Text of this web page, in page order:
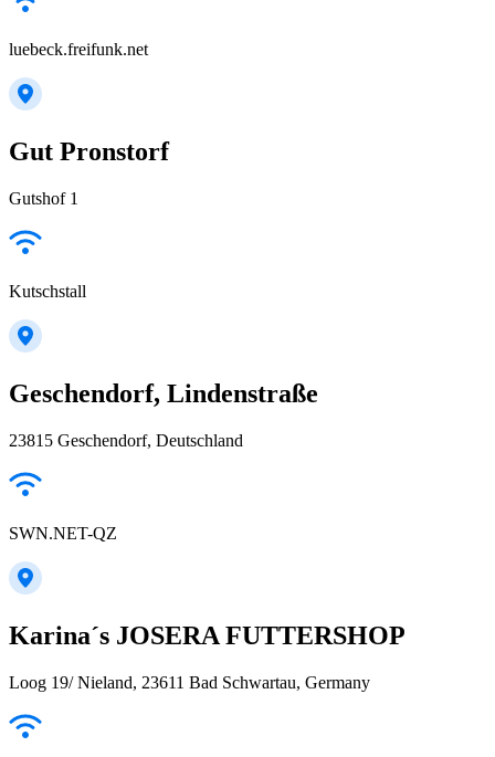
luebeck.freifunk.net
Gut Pronstorf
Gutshof 1
Kutschstall
Geschendorf, Lindenstraße
23815 Geschendorf, Deutschland
SWN.NET-QZ
Karina´s JOSERA FUTTERSHOP
Loog 19/ Nieland, 23611 Bad Schwartau, Germany